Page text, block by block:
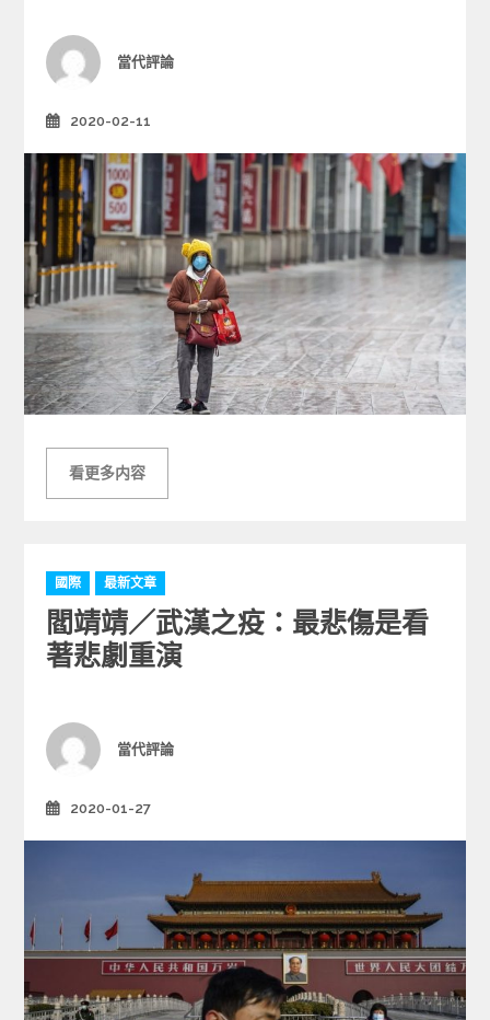
e
s
Author
當代評論
2020-02-11
看更多内容
C
a
e
g
i
e
國際 最新文章
閻靖靖／武漢之疫：最悲傷是看
著悲劇重演
Author
當代評論
2020-01-27